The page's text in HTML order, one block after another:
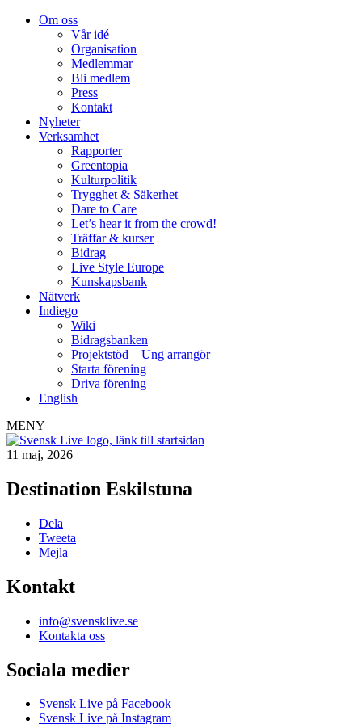
Om oss
Vår idé
Organisation
Medlemmar
Bli medlem
Press
Kontakt
Nyheter
Verksamhet
Rapporter
Greentopia
Kulturpolitik
Trygghet & Säkerhet
Dare to Care
Let’s hear it from the crowd!
Träffar & kurser
Bidrag
Live Style Europe
Kunskapsbank
Nätverk
Indiego
Wiki
Bidragsbanken
Projektstöd – Ung arrangör
Starta förening
Driva förening
English
MENY
11 maj, 2026
Destination Eskilstuna
Dela
Tweeta
Mejla
Kontakt
info@svensklive.se
Kontakta oss
Sociala medier
Svensk Live på Facebook
Svensk Live på Instagram